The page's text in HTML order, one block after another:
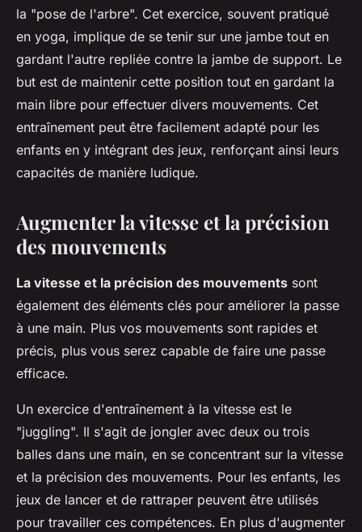
la "pose de l'arbre". Cet exercice, souvent pratiqué
en yoga, implique de se tenir sur une jambe tout en
gardant l'autre repliée contre la jambe de support. Le
but est de maintenir cette position tout en gardant la
main libre pour effectuer divers mouvements. Cet
entraînement peut être facilement adapté pour les
enfants en y intégrant des jeux, renforçant ainsi leurs
capacités de manière ludique.
Augmenter la vitesse et la précision
des mouvements
La vitesse et la précision des mouvements sont
également des éléments clés pour améliorer la passe
à une main. Plus vos mouvements sont rapides et
précis, plus vous serez capable de faire une passe
efficace.
Un exercice d'entraînement à la vitesse est le
"juggling". Il s'agit de jongler avec deux ou trois
balles dans une main, en se concentrant sur la vitesse
et la précision des mouvements. Pour les enfants, les
jeux de lancer et de rattraper peuvent être utilisés
pour travailler ces compétences. En plus d'augmenter